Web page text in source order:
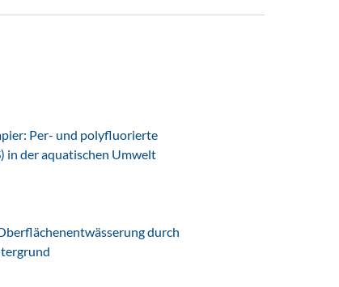
Per- und polyfluorierte
in der aquatischen Umwelt
durch